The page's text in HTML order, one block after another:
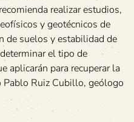
realizar estudios,
y geotécnicos de
de suelos y estabilidad de
el tipo de
aplicarán para recuperar la
Pablo Ruiz Cubillo, geólogo